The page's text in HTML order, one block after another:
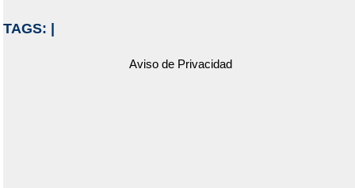
TAGS:
Aviso de Privacidad